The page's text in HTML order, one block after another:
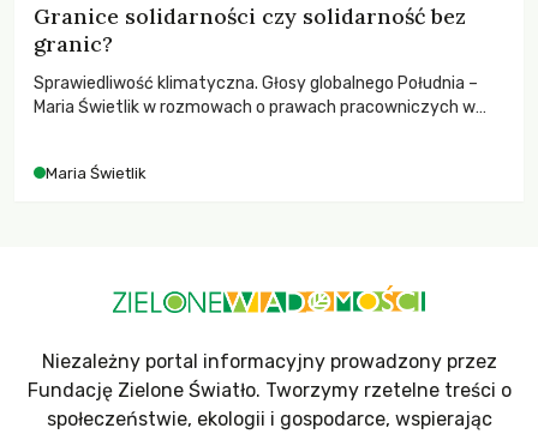
Granice solidarności czy solidarność bez
granic?
Sprawiedliwość klimatyczna. Głosy globalnego Południa –
Maria Świetlik w rozmowach o prawach pracowniczych w
Maria Świetlik
Niezależny portal informacyjny prowadzony przez
Fundację Zielone Światło. Tworzymy rzetelne treści o
społeczeństwie, ekologii i gospodarce, wspierając